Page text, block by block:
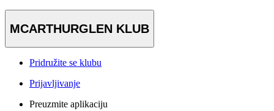
MCARTHURGLEN KLUB
Pridružite se klubu
Prijavljivanje
Preuzmite aplikaciju